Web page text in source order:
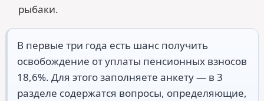
рыбаки.
В первые три года есть шанс получить
освобождение от уплаты пенсионных взносов
18,6%. Для этого заполняете анкету — в 3
разделе содержатся вопросы, определяющие,